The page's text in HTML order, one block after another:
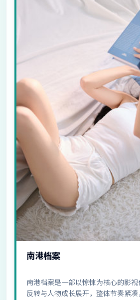
南港档案
南港档案是一部以惊悚为核心的影视
反转与人物成长展开，整体节奏紧凑